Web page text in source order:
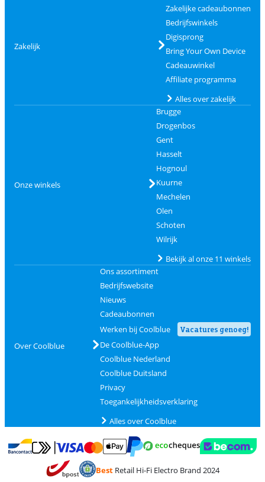
Zakelijk
Zakelijke cadeaubonnen
Bedrijfswinkels
Digisprong
Bring Your Own Device
Cadeauwinkel
Affiliate programma
Alles over zakelijk
Onze winkels
Brugge
Drogenbos
Gent
Hasselt
Hognoul
Kuurne
Mechelen
Olen
Schoten
Wilrijk
Bekijk al onze 11 winkels
Over Coolblue
Ons assortiment
Bedrijfswebsite
Nieuws
Cadeaubonnen
Werken bij Coolblue
Vacatures genoeg!
De Coolblue-App
Coolblue Nederland
Coolblue Duitsland
Privacy
Toegankelijkheidsverklaring
Alles over Coolblue
Betalen met Bancontact
Betalen met MasterCard en Visa via ClickToPay
BestRetail Hi-Fi Electro Brand 2024